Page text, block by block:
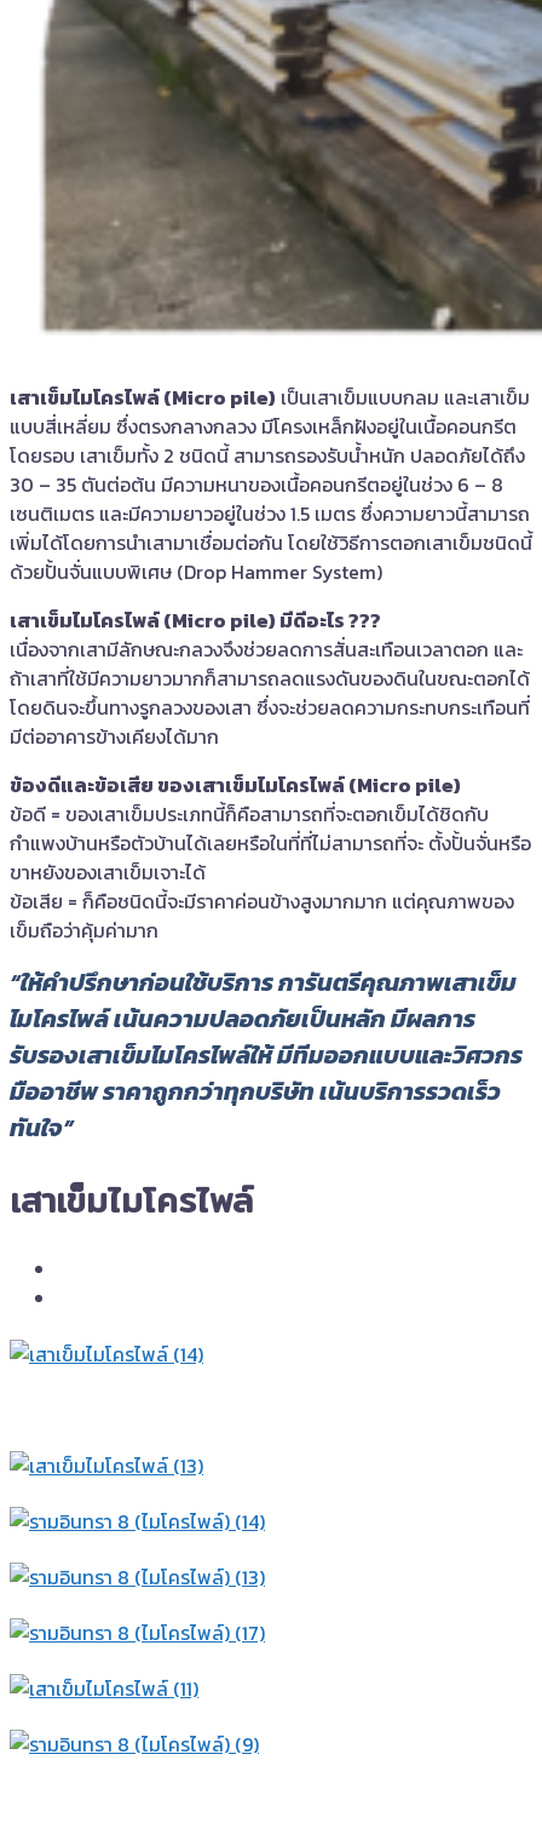
เสาเข็มไมโครไพล์ (Micro pile) เป็นเสาเข็มแบบกลม และเสาเข็ม
แบบสี่เหลี่ยม ซึ่งตรงกลางกลวง มีโครงเหล็กฝังอยู่ในเนื้อคอนกรีต
โดยรอบ เสาเข็มทั้ง 2 ชนิดนี้ สามารถรองรับน้ำหนัก ปลอดภัยได้ถึง
30 – 35 ตันต่อต้น มีความหนาของเนื้อคอนกรีตอยู่ในช่วง 6 – 8
เซนติเมตร และมีความยาวอยู่ในช่วง 1.5 เมตร ซึ่งความยาวนี้สามารถ
เพิ่มได้โดยการนำเสามาเชื่อมต่อกัน โดยใช้วิธีการตอกเสาเข็มชนิดนี้
ด้วยปั้นจั่นแบบพิเศษ (Drop Hammer System)
เสาเข็มไมโครไพล์ (Micro pile) มีดีอะไร ???
เนื่องจากเสามีลักษณะกลวงจึงช่วยลดการสั่นสะเทือนเวลาตอก และ
ถ้าเสาที่ใช้มีความยาวมากก็สามารถลดแรงดันของดินในขณะตอกได้
โดยดินจะขึ้นทางรูกลวงของเสา ซึ่งจะช่วยลดความกระทบกระเทือนที่
มีต่ออาคารข้างเคียงได้มาก
ข้องดีและข้อเสีย ของเสาเข็มไมโครไพล์ (Micro pile)
ข้อดี = ของเสาเข็มประเภทนี้ก็คือสามารถที่จะตอกเข็มได้ชิดกับ
กำแพงบ้านหรือตัวบ้านได้เลยหรือในที่ที่ไม่สามารถที่จะ ตั้งปั้นจั่นหรือ
ขาหยังของเสาเข็มเจาะได้
ข้อเสีย = ก็คือชนิดนี้จะมีราคาค่อนข้างสูงมากมาก แต่คุณภาพของ
เข็มถือว่าคุ้มค่ามาก
“ให้คำปรึกษาก่อนใช้บริการ การันตรีคุณภาพเสาเข็ม
ไมโครไพล์ เน้นความปลอดภัยเป็นหลัก มีผลการ
รับรองเสาเข็มไมโครไพล์ให้ มีทีมออกแบบและวิศวกร
มืออาชีพ ราคาถูกกว่าทุกบริษัท เน้นบริการรวดเร็ว
ทันใจ”
เสาเข็มไมโครไพล์